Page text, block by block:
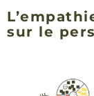
sur le